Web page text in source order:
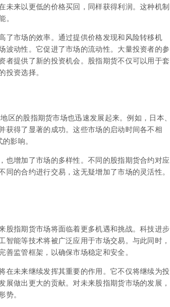
未来以更低的价格买回，同样获得利润。这种机制
了市场的效率。通过提供价格发现和风险转移机
波动性。它促进了市场的流动性。大量投资者的参
者提供了新的投资机会。股指期货不仅可以用于套
资选择。
的股指期货市场也迅速发展起来。例如，日本、
获得了显著的成功。这些市场的启动时间各不相
影响。
也增加了市场的多样性。不同的股指期货合约对应
的合约进行交易，这无疑增加了市场的灵活性。
股指期货市场将面临着更多机遇和挑战。科技进步
能等技术将被广泛应用于市场交易。与此同时，
监管框架，以确保市场稳定和安全。
在未来继续发挥其重要的作用。它不仅将继续为投
做出更大的贡献。对未来股指期货市场的发展，
。